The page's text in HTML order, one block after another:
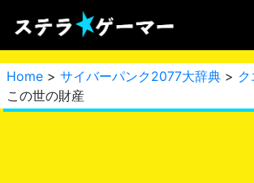
Home > サイバーパンク2077大辞典 > ク
この世の財産